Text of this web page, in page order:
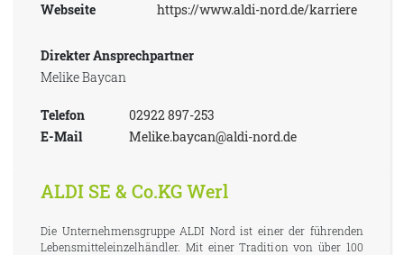
Webseite https://www.aldi-nord.de/karriere
Direkter Ansprechpartner
Melike Baycan
Telefon
02922 897-253
E-Mail
Melike.baycan@aldi-nord.de
ALDI SE & Co.KG Werl
Die Unternehmensgruppe ALDI Nord ist einer der führenden
Lebensmitteleinzelhändler. Mit einer Tradition von über 100